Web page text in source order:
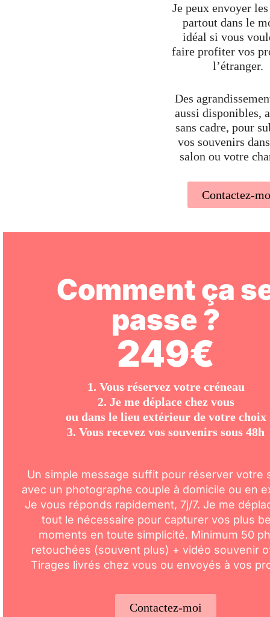
Je peux envoyer
partout dans le
idéal si vous
faire profiter vos
l’étranger.
Des
aussi disponibles,
sans cadre, pour
vos souvenirs
salon ou votre
Contactez-
Comment ça
passe ?
249€
1. Vous réservez votre créneau
2. Je me déplace chez vous
ou dans le lieu extérieur de votre choix
3. Vous recevez vos souvenirs sous 48h
Un simple message suffit pour réserver votre
avec un photographe couple à domicile ou en
Je vous réponds rapidement, 7j/7. Je me
tout le nécessaire pour capturer vos plus
moments en toute simplicité. Minimum 50
retouchées (souvent plus) + vidéo souvenir
Tirages livrés chez vous ou envoyés à vos
Contactez-moi